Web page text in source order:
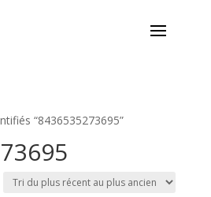
“8436535273695”